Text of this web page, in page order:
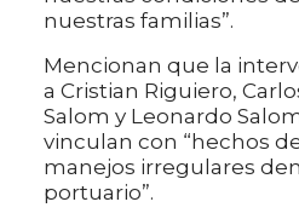
nuestras familias”.
Mencionan que la
a Cristian Riguiero,
Salom y Leonardo
vinculan con “hechos
manejos irregulares
portuario”.